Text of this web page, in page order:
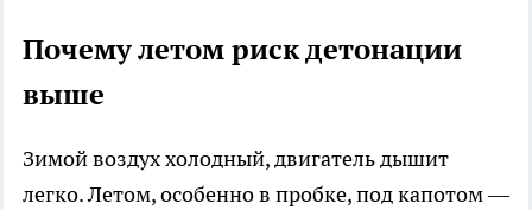
Почему летом риск детонации
выше
Зимой воздух холодный, двигатель дышит
легко. Летом, особенно в пробке, под капотом —